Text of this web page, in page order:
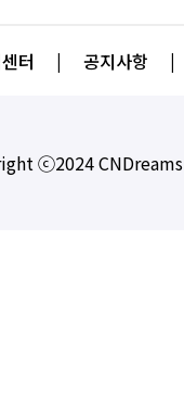
터 | 공지사항 |
ⓒ2024 CNDreams